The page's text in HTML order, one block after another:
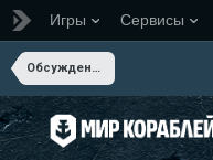
Игры Сервисы
Обсуждение Мира Кораблей